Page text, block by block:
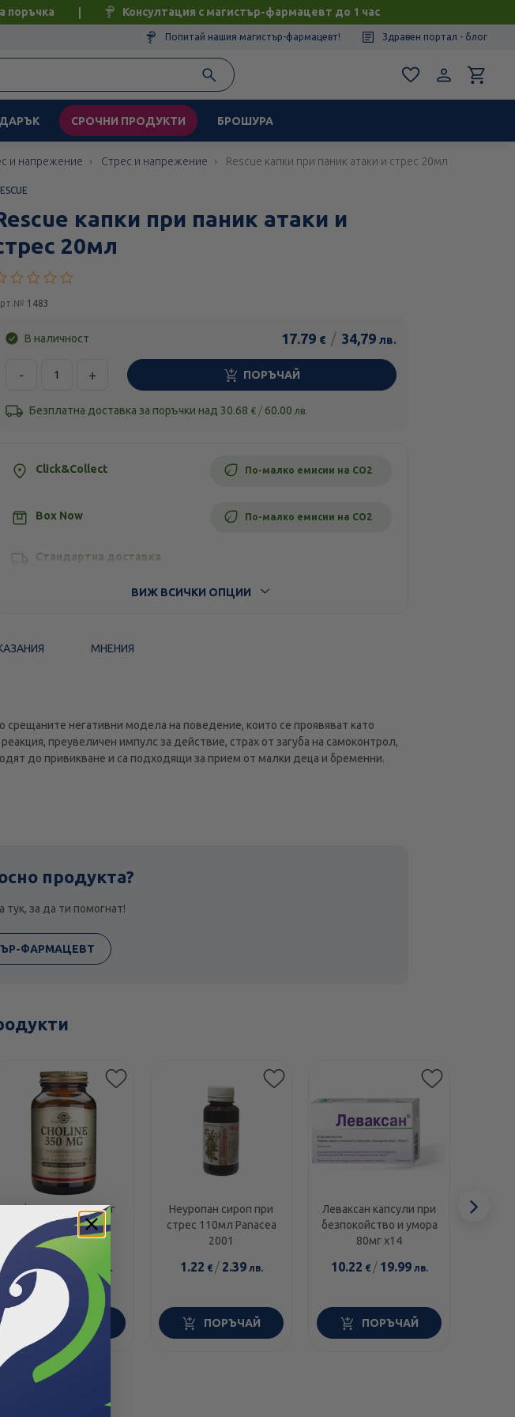
поръчка Консултация с магистър-фармацевт до 1 час
Попитай нашия магистър-фармацевт! Здравен портал - блог
СРОЧНИ ПРОДУКТИ БРОШУРА
и напрежение Стрес и напрежение Rescue капки при паник атаки и стрес 20мл
капки при паник атаки и
20мл
1483
В наличност 17.79 € / 34,79 лв.
- + ПОРЪЧАЙ
Безплатна доставка за поръчки над 30.68 € / 60.00 лв.
Click&Collect По-малко емисии на CO2
Box Now По-малко емисии на CO2
Стандартна доставка
ВИЖ ВСИЧКИ ОПЦИИ
МНЕНИЯ
срещаните негативни модела на поведение, които се проявяват като
преувеличен импулс за действие, страх от загуба на самоконтрол,
до привикване и са подходящи за прием от малки деца и бременни.
продукта?
за да ти помогнат!
ФАРМАЦЕВТ
Solgar Холин 350 мг
100 капсули
22.65€ 44.30 лв.
ПОРЪЧАЙ
Неуропан сироп при
стрес 110мл Panacea
2001
1.22 € / 2.39лв.
ПОРЪЧАЙ
Леваксан капсули при
безпокойство и умора
80мг х14
10.22 € / 19.99лв.
ПОРЪЧАЙ